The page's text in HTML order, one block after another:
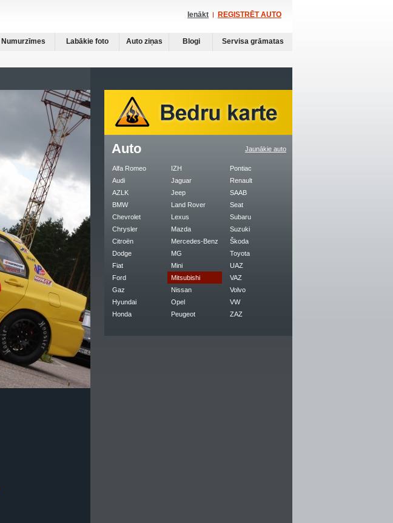
Ienākt REĢISTRĒT AUTO
Numurzīmes Labākie foto Auto ziņas Blogi Servisa grāmatas
Jaunākie auto
Auto
Alfa Romeo
Audi
AZLK
BMW
Chevrolet
Chrysler
Citroën
Dodge
Fiat
Ford
Gaz
Hyundai
Honda
IZH
Jaguar
Jeep
Land Rover
Lexus
Mazda
Mercedes-Benz
MG
Mini
Mitsubishi
Nissan
Opel
Peugeot
Pontiac
Renault
SAAB
Seat
Subaru
Suzuki
Škoda
Toyota
UAZ
VAZ
Volvo
VW
ZAZ